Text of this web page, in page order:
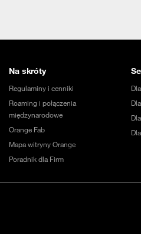
Na skróty
Regulaminy i cenniki
Roaming i połączenia
międzynarodowe
Orange Fab
Mapa witryny Orange
Poradnik dla Firm